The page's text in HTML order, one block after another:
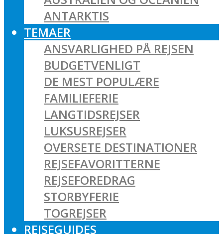
ANTARKTIS
TEMAER
ANSVARLIGHED PÅ REJSEN
BUDGETVENLIGT
DE MEST POPULÆRE
FAMILIEFERIE
LANGTIDSREJSER
LUKSUSREJSER
OVERSETE DESTINATIONER
REJSEFAVORITTERNE
REJSEFOREDRAG
STORBYFERIE
TOGREJSER
REJSEGUIDES